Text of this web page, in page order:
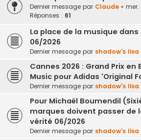
Dernier message par Claude « mer.
Réponses : 61
La place de la musique
06/2026
Dernier message par shadow's lisa
Cannes 2026 : Grand Prix
Music pour Adidas 'Original
Dernier message par shadow's lisa
Pour Michaël Boumendil
marques doivent passer de
vérité 06/2026
Dernier message par shadow's lisa